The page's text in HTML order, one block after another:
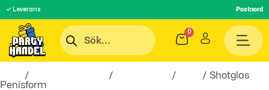
✓ Leverans Postnord
/ / /
/ Shotglas
Penisform